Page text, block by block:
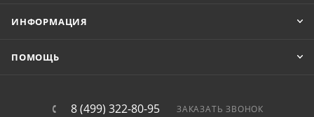
ИНФОРМАЦИЯ
ПОМОЩЬ
8 (499) 322-80-95 ЗАКАЗАТЬ ЗВОНОК